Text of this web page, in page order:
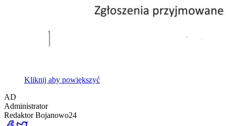
Kliknij aby powiększyć
AD
Administrator
RedaktorBojanowo24